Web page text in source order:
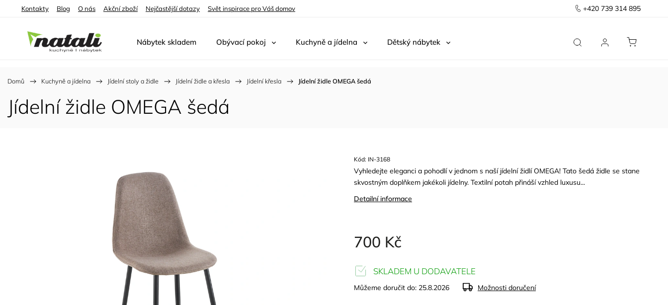
+420 739 314 895
Kontakty Blog O nás Akční zboží Nejčastější dotazy Svět inspirace pro Váš domov
Nábytek skladem Obývací pokoj Kuchyně a jídelna Dětský nábytek Předsíň
Domů / Kuchyně a jídelna / Jídelní stoly a židle / Jídelní židle a křesla / Jídelní křesla / Jídelní židle OMEGA šedá
Jídelní židle OMEGA šedá
700 Kč
Kód: IN-3168
Vyhledejte eleganci a pohodlí v jednom s naší jídelní židlí OMEGA! Tato šedá židle se stane
skvostným doplňkem jakékoli jídelny. Textilní potah přináší vzhled luxusu...
Detailní informace
SKLADEM U DODAVATELE
Můžeme doručit do: 25.8.2026 Možnosti doručení